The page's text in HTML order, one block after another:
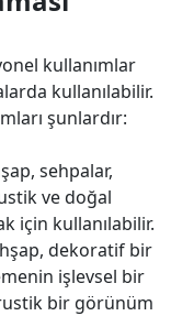
kullanımlar
kullanılabilir.
şunlardır:
sehpalar,
ve doğal
için kullanılabilir.
dekoratif bir
işlevsel bir
bir görünüm